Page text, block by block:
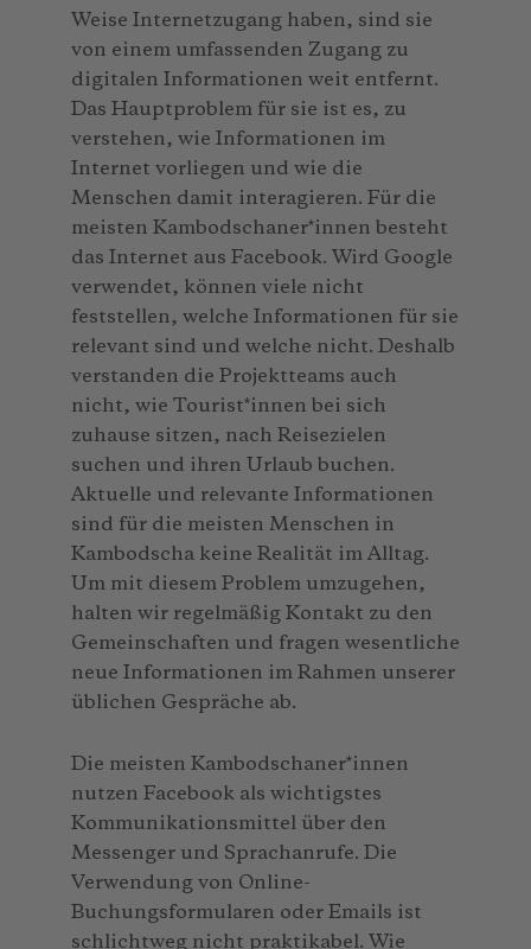
Weise Internetzugang haben, sind sie
von einem umfassenden Zugang zu
digitalen Informationen weit entfernt.
Das Hauptproblem für sie ist es, zu
verstehen, wie Informationen im
Internet vorliegen und wie die
Menschen damit interagieren. Für die
meisten Kambodschaner*innen besteht
das Internet aus Facebook. Wird Google
verwendet, können viele nicht
feststellen, welche Informationen für sie
relevant sind und welche nicht. Deshalb
verstanden die Projektteams auch
nicht, wie Tourist*innen bei sich
zuhause sitzen, nach Reisezielen
suchen und ihren Urlaub buchen.
Aktuelle und relevante Informationen
sind für die meisten Menschen in
Kambodscha keine Realität im Alltag.
Um mit diesem Problem umzugehen,
halten wir regelmäßig Kontakt zu den
Gemeinschaften und fragen wesentliche
neue Informationen im Rahmen unserer
üblichen Gespräche ab.
Die meisten Kambodschaner*innen
nutzen Facebook als wichtigstes
Kommunikationsmittel über den
Messenger und Sprachanrufe. Die
Verwendung von Online-
Buchungsformularen oder Emails ist
schlichtweg nicht praktikabel. Wie